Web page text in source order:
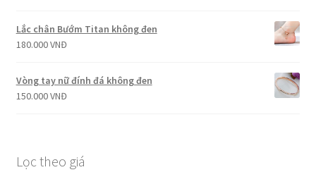
Lắc chân Bướm Titan không đen
180.000VNĐ
Vòng tay nữ đính đá không đen
150.000VNĐ
Lọc theo giá